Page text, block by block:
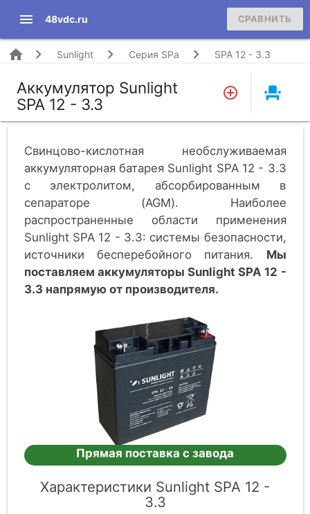
menu 48vdc.ru СРАВНИТЬ
home Sunlight Серия SPa SPA 12 - 3.3
Аккумулятор Sunlight
SPA 12 - 3.3
event_seat
Свинцово-кислотная необслуживаемая
аккумуляторная батарея Sunlight SPA 12 - 3.3
c электролитом, абсорбированным в
сепараторе (AGM). Наиболее
распространенные области применения
Sunlight SPA 12 - 3.3: системы безопасности,
источники бесперебойного питания.
Мы
поставляем аккумуляторы Sunlight SPA 12 -
3.3 напрямую от производителя.
Прямая поставка с завода
Характеристики Sunlight SPA 12 -
3.3